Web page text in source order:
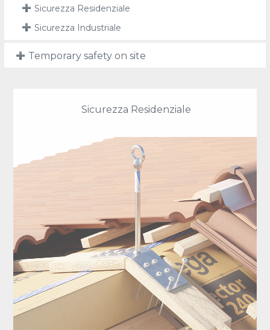
Sicurezza Residenziale
Sicurezza Industriale
Temporary safety on site
Sicurezza Residenziale